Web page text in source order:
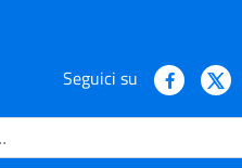
Seguici su